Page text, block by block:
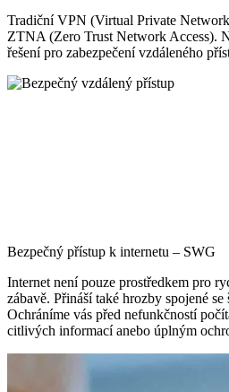
Tradiční VPN (Virtual Private
ZTNA (Zero Trust Network Access).
řešení pro zabezpečení vzdáleného
Bezpečný přístup k internetu – SWG
Internet není pouze prostředkem pro
zábavě. Přináší také hrozby spojené
Ochráníme vás před nefunkčností
citlivých informací anebo úplným